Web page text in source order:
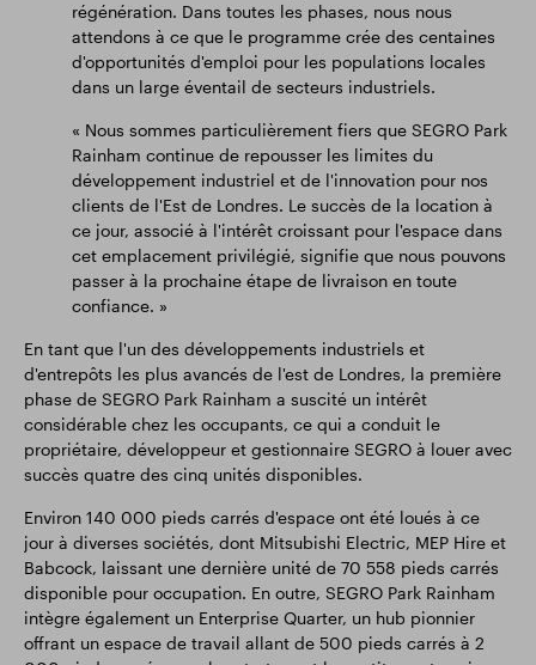
régénération. Dans toutes les phases, nous nous
attendons à ce que le programme crée des centaines
d'opportunités d'emploi pour les populations locales
dans un large éventail de secteurs industriels.
« Nous sommes particulièrement fiers que SEGRO Park
Rainham continue de repousser les limites du
développement industriel et de l'innovation pour nos
clients de l'Est de Londres. Le succès de la location à
ce jour, associé à l'intérêt croissant pour l'espace dans
cet emplacement privilégié, signifie que nous pouvons
passer à la prochaine étape de livraison en toute
confiance. »
En tant que l'un des développements industriels et
d'entrepôts les plus avancés de l'est de Londres, la première
phase de SEGRO Park Rainham a suscité un intérêt
considérable chez les occupants, ce qui a conduit le
propriétaire, développeur et gestionnaire SEGRO à louer avec
succès quatre des cinq unités disponibles.
Environ 140 000 pieds carrés d'espace ont été loués à ce
jour à diverses sociétés, dont Mitsubishi Electric, MEP Hire et
Babcock, laissant une dernière unité de 70 558 pieds carrés
disponible pour occupation. En outre, SEGRO Park Rainham
intègre également un Enterprise Quarter, un hub pionnier
offrant un espace de travail allant de 500 pieds carrés à 2